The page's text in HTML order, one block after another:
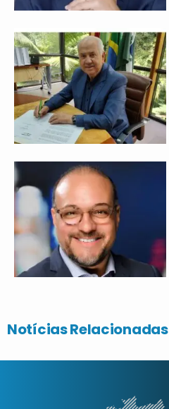
Notícias Relacionadas